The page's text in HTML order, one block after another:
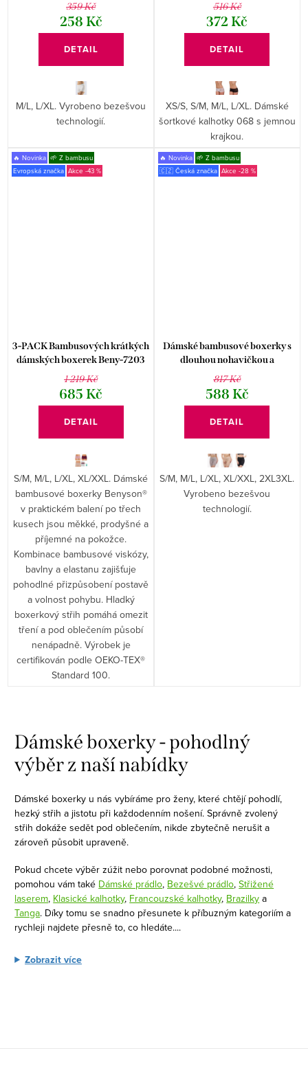
359 Kč
258 Kč
DETAIL
M/L, L/XL. Vyrobeno bezešvou
technologií.
516 Kč
372 Kč
DETAIL
XS/S, S/M, M/L, L/XL. Dámské
šortkové kalhotky 068 s jemnou
krajkou.
🔥 Novinka 🌱 Z bambusu
Evropská značka
-43 %
3-PACK Bambusových krátkých
dámských boxerek Beny-7203
1 219 Kč
685 Kč
DETAIL
S/M, M/L, L/XL, XL/XXL. Dámské
bambusové boxerky Benyson®
v praktickém balení po třech
kusech jsou měkké, prodyšné a
příjemné na pokožce.
Kombinace bambusové viskózy,
bavlny a elastanu zajišťuje
pohodlné přizpůsobení postavě
a volnost pohybu. Hladký
boxerkový střih pomáhá omezit
tření a pod oblečením působí
nenápadně. Výrobek je
certifikován podle OEKO-TEX®
Standard 100.
🔥 Novinka 🌱 Z bambusu
🇨🇿 Česká značka
-28 %
Dámské bambusové boxerky s
dlouhou nohavičkou a
zpevněným pasem 03020P
817 Kč
588 Kč
DETAIL
S/M, M/L, L/XL, XL/XXL, 2XL3XL.
Vyrobeno bezešvou
technologií.
v
l
á
a
c
í
r
v
k
y
ý
Dámské boxerky - pohodlný
výběr z naší nabídky
Dámské boxerky u nás vybíráme pro ženy, které chtějí pohodlí,
hezký střih a jistotu při každodenním nošení. Správně zvolený
střih dokáže sedět pod oblečením, nikde zbytečně nerušit a
zároveň působit upraveně.
Pokud chcete výběr zúžit nebo porovnat podobné možnosti,
pomohou vám také Dámské prádlo, Bezešvé prádlo,Střižené
laserem, Klasické kalhotky, Francouzské kalhotky, Brazilky a
Tanga. Díky tomu se snadno přesunete k příbuzným kategoriím a
rychleji najdete přesně to, co hledáte....
Zobrazit více